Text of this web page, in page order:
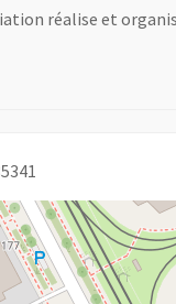
réalise et